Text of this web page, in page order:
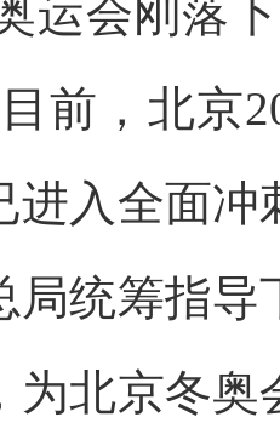
运会刚落
前，北京
进入全面
局统筹指
为北京冬